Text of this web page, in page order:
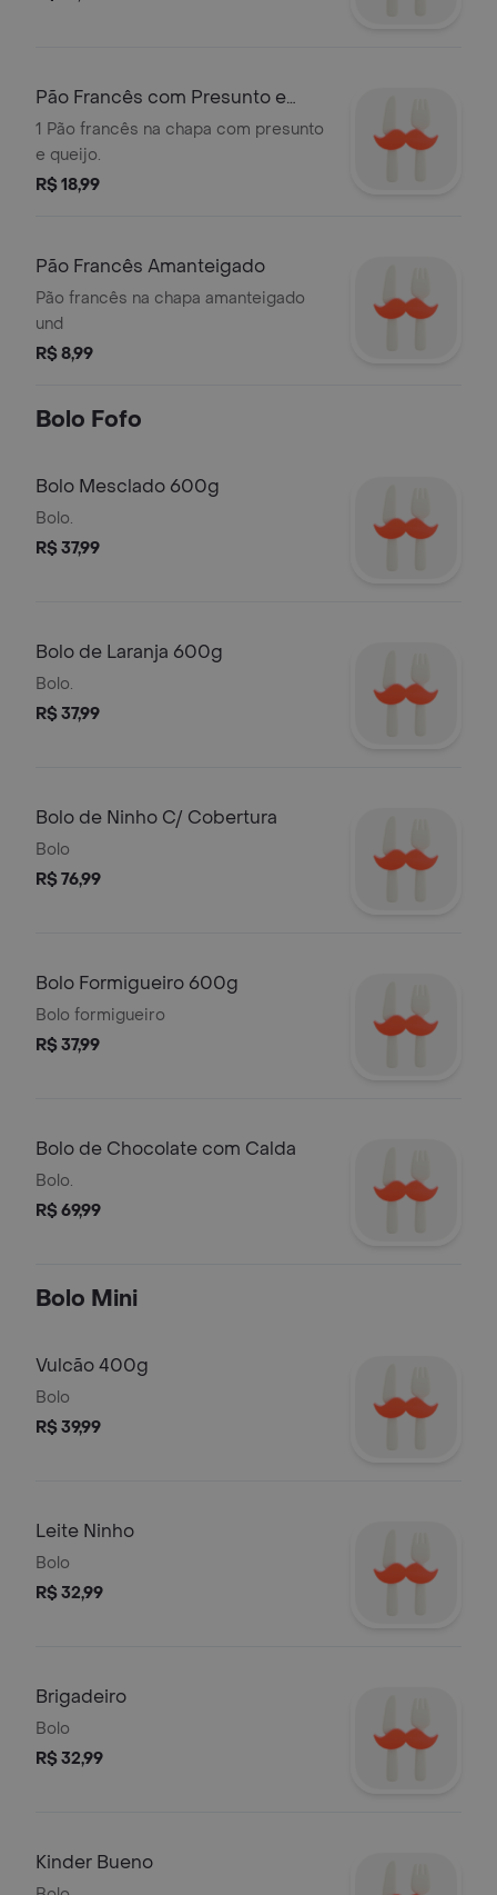
Pão Francês com Presunto e
Queijo
1 Pão francês na chapa com presunto
e queijo.
R$ 18,99
Pão Francês Amanteigado
Pão francês na chapa amanteigado
und
R$ 8,99
Bolo Fofo
Bolo Mesclado 600g
Bolo.
R$ 37,99
Bolo de Laranja 600g
Bolo.
R$ 37,99
Bolo de Ninho C/ Cobertura
Bolo
R$ 76,99
Bolo Formigueiro 600g
Bolo formigueiro
R$ 37,99
Bolo de Chocolate com Calda
Bolo.
R$ 69,99
Bolo Mini
Vulcão 400g
Bolo
R$ 39,99
Leite Ninho
Bolo
R$ 32,99
Brigadeiro
Bolo
R$ 32,99
Kinder Bueno